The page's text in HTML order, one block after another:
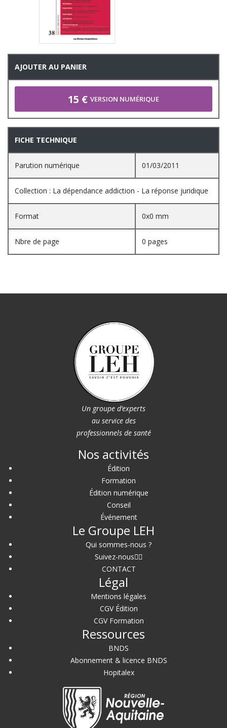
AJOUTER AU PANIER
15 € VERSION NUMÉRIQUE
FICHE TECHNIQUE
Parution numérique 01/03/2011
Collection : La dépendance addiction - La réponse juridique
Format 0x0 mm
Nbre de page 0 pages
Un groupe d’experts
au service des
professionnels de santé
Nos activités
Édition
Formation
Édition numérique
Conseil
Événement
Le Groupe LEH
Qui sommes-nous ?
Suivez-nous
CONTACT
Légal
Mentions légales
CGV Édition
CGV Formation
Ressources
BNDS
Abonnement & licence BNDS
Hopitalex